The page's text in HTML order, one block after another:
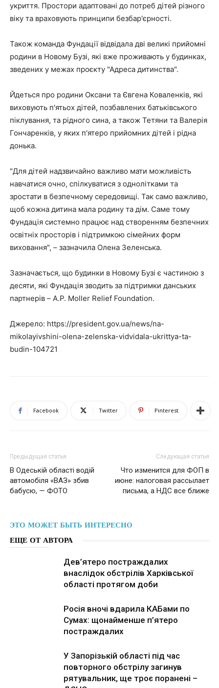
укриття. Простори адаптовані до потреб дітей різного
віку та враховують принципи безбар'єрності.
Також команда Фундації відвідала дві великі прийомні
родини в Новому Бузі, які вже проживають у будинках,
зведених у межах проєкту "Адреса дитинства".
Йдеться про родини Оксани та Євгена Коваленків, які
виховують п'ятьох дітей, позбавлених батьківського
піклування, та рідного сина, а також Тетяни та Валерія
Гончаренків, у яких п'ятеро прийомних дітей і рідна
донька.
"Для дітей надзвичайно важливо мати можливість
навчатися очно, спілкуватися з однолітками та
зростати в безпечному середовищі. Так само важливо,
щоб кожна дитина мала родину та дім. Саме тому
Фундація системно працює над створенням безпечних
освітніх просторів і підтримкою сімейних форм
виховання", – зазначила Олена Зеленська.
Зазначається, що будинки в Новому Бузі є частиною з
десяти, які Фундація зводить за підтримки данських
партнерів – A.P. Moller Relief Foundation.
Джерело: https://president.gov.ua/news/na-
mikolayivshini-olena-zelenska-vidvidala-ukrittya-ta-
budin-104721
Facebook Twitter Pinterest
Предыдущая статья
В Одеській області водій
автомобіля «ВАЗ» збив
бабусю, — ФОТО
Следующая статья
Что изменится для ФОП в
июне: налоговая рассылает
письма, а НДС все ближе
ЭТО МОЖЕТ БЫТЬ ИНТЕРЕСНО
ЕЩЕ ОТ АВТОРА
Дев’ятеро постраждалих
внаслідок обстрілів Харківської
області протягом доби
Росія вночі вдарила КАБами по
Сумах: щонайменше п’ятеро
постраждалих
У Запорізькій області під час
повторного обстрілу загинув
рятувальник, ще троє поранені –